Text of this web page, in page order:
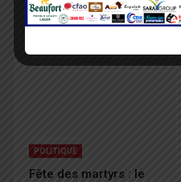
nouveau cadre examiné
en Conseil des ministres
POLITIQUE
Fête des martyrs : le